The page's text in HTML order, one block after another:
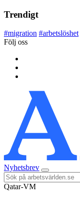
Trendigt
#migration #arbetslöshet
Följ oss
Nyhetsbrev
Qatar-VM